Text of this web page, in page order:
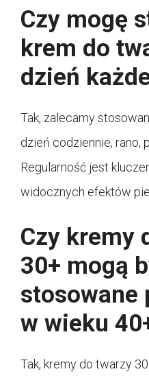
Czy mogę
krem do
dzień
Tak, zalecamy
dzień codziennie, rano,
Regularność jest
widocznych efektów
Czy kremy
30+ mogą
stosowane
w wieku
Tak, kremy do twarzy